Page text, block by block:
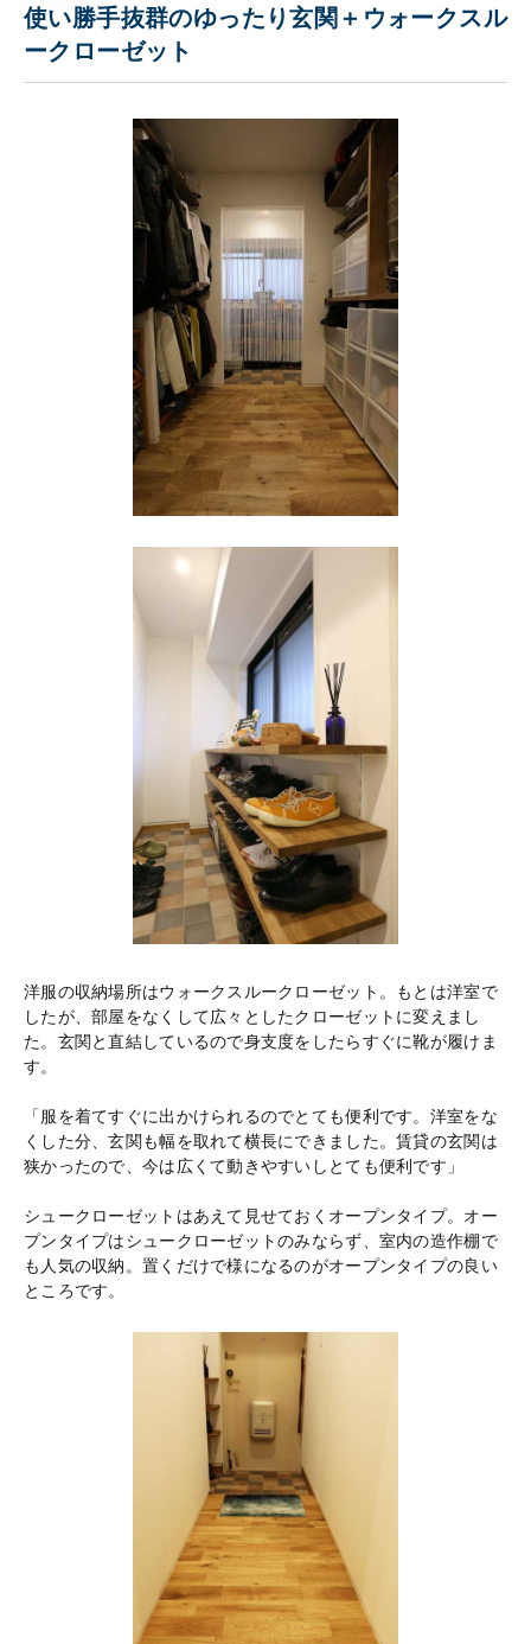
使い勝手抜群のゆったり玄関＋ウォークスル
ークローゼット
洋服の収納場所はウォークスルークローゼット。もとは洋室で
したが、部屋をなくして広々としたクローゼットに変えまし
た。玄関と直結しているので身支度をしたらすぐに靴が履けま
す。
「服を着てすぐに出かけられるのでとても便利です。洋室をな
くした分、玄関も幅を取れて横長にできました。賃貸の玄関は
狭かったので、今は広くて動きやすいしとても便利です」
シュークローゼットはあえて見せておくオープンタイプ。オー
プンタイプはシュークローゼットのみならず、室内の造作棚で
も人気の収納。置くだけで様になるのがオープンタイプの良い
ところです。